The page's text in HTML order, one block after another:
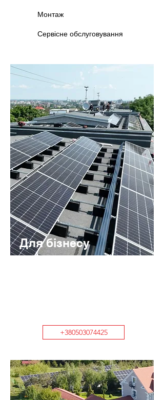
Монтаж
Сервісне обслуговування
Для бізнесу
+380503074425